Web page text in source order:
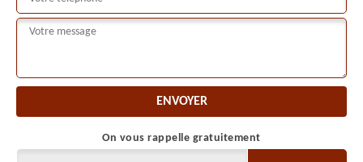
On vous rappelle gratuitement